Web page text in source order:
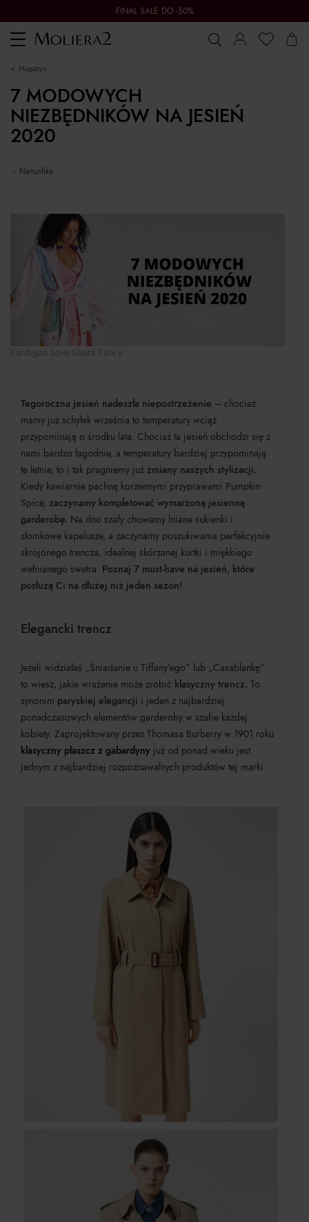
FINAL SALE DO -50%
Toggle
navigation
magazyn
7 MODOWYCH
NIEZBĘDNIKÓW NA JESIEŃ
2020
nanushka
Kardigan Love Shack Fancy
Tegoroczna jesień nadeszła niepostrzeżenie – chociaż
mamy już schyłek września to temperatury wciąż
przypominają o środku lata. Chociaż ta jesień obchodzi się z
nami bardzo łagodnie, a temperatury bardziej przypominają
te letnie, to i tak pragniemy już zmiany naszych stylizacji.
Kiedy kawiarnie pachną korzennymi przyprawami Pumpkin
Spice, zaczynamy kompletować wymarzoną jesienną
garderobę. Na dno szafy chowamy lniane sukienki i
słomkowe kapelusze, a zaczynamy poszukiwania perfekcyjnie
skrojonego trencza, idealnej skórzanej kurtki i miękkiego
wełnianego swetra. Poznaj 7 must-have na jesień, które
posłużą Ci na dłużej niż jeden sezon!
Elegancki trencz
Jeżeli widziałaś „Śniadanie u Tiffany’ego” lub „Casablankę”
to wiesz, jakie wrażenie może zrobić klasyczny trencz. To
synonim paryskiej elegancji i jeden z najbardziej
ponadczasowych elementów garderoby w szafie każdej
kobiety. Zaprojektowany przez Thomasa Burberry w 1901 roku
klasyczny płaszcz z gabardyny już od ponad wieku jest
jednym z najbardziej rozpoznawalnych produktów tej marki.